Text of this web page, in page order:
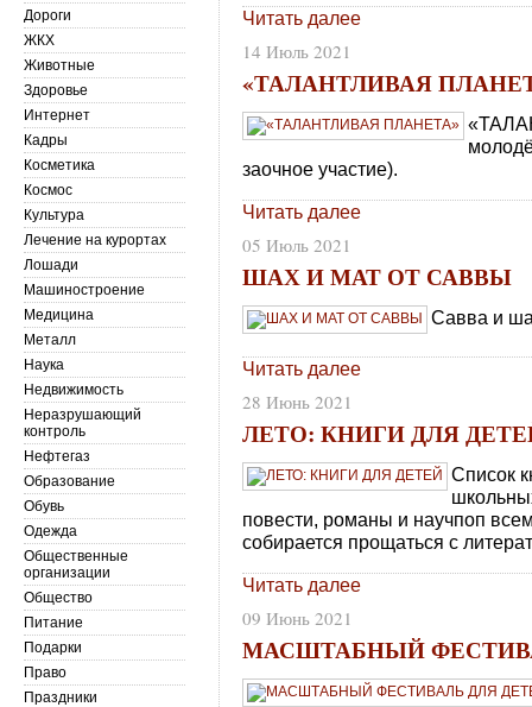
Читать далее
14 Июль 2021
«ТАЛАНТЛИВАЯ
заочное участие).
Читать далее
05 Июль 2021
ШАХ И МАТ ОТ САВВЫ
Савва и
Читать далее
28 Июнь 2021
ЛЕТО: КНИГИ ДЛЯ
Список
повести, романы и научпоп
собирается прощаться с
Читать далее
09 Июнь 2021
МАСШТАБНЫЙ
Дороги
ЖКХ
Животные
Здоровье
Интернет
Кадры
Косметика
Космос
Культура
Лечение на курортах
Лошади
Машиностроение
Медицина
Металл
Наука
Недвижимость
Неразрушающий
контроль
Нефтегаз
Образование
Обувь
Одежда
Общественные
организации
Общество
Питание
Подарки
Право
Праздники